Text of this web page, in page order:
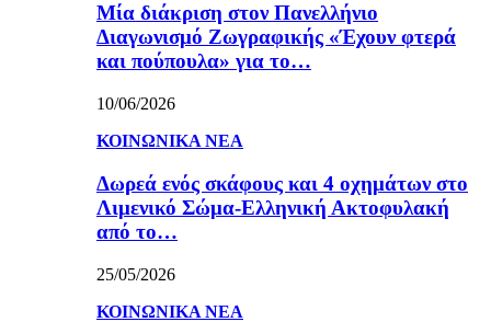
Μία διάκριση στον Πανελλήνιο
Διαγωνισμό Ζωγραφικής «Έχουν φτερά
και πούπουλα» για το…
10/06/2026
ΚΟΙΝΩΝΙΚΑ ΝΕΑ
Δωρεά ενός σκάφους και 4 οχημάτων στο
Λιμενικό Σώμα-Ελληνική Ακτοφυλακή
από το…
25/05/2026
ΚΟΙΝΩΝΙΚΑ ΝΕΑ